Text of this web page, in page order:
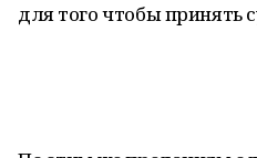
для того чтобы принять